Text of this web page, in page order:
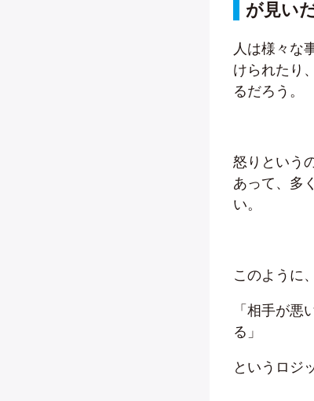
が見い
人は様々な
けられたり
るだろう。
怒りという
あって、多
い。
このように
「相手が
る」
というロジ